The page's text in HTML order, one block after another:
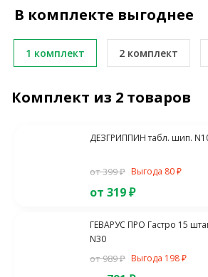
В комплекте выгоднее
1 комплект 2 комплект
Комплект из 2 товаров
ДЕЗГРИППИН табл. шип.
от 399 ₽ Выгода 80 ₽
от 319 ₽
ГЕВАРУС ПРО Гастро 15
N30
от 989 ₽ Выгода 198 ₽